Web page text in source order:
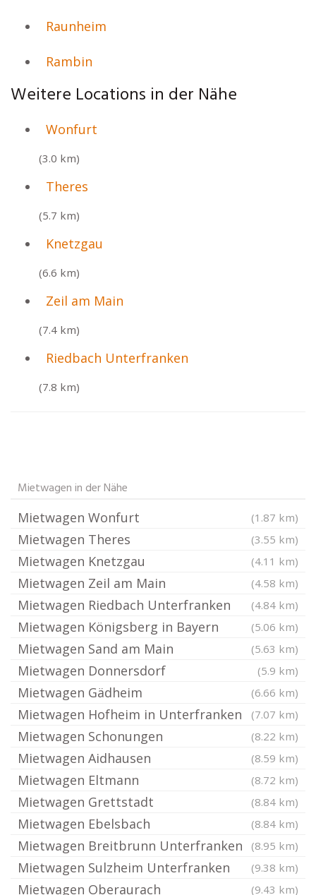
Raunheim
Rambin
Weitere Locations in der Nähe
Wonfurt
(3.0 km)
Theres
(5.7 km)
Knetzgau
(6.6 km)
Zeil am Main
(7.4 km)
Riedbach Unterfranken
(7.8 km)
Mietwagen in der Nähe
Mietwagen Wonfurt (1.87 km)
Mietwagen Theres (3.55 km)
Mietwagen Knetzgau (4.11 km)
Mietwagen Zeil am Main (4.58 km)
Mietwagen Riedbach Unterfranken (4.84 km)
Mietwagen Königsberg in Bayern (5.06 km)
Mietwagen Sand am Main (5.63 km)
Mietwagen Donnersdorf (5.9 km)
Mietwagen Gädheim (6.66 km)
Mietwagen Hofheim in Unterfranken (7.07 km)
Mietwagen Schonungen (8.22 km)
Mietwagen Aidhausen (8.59 km)
Mietwagen Eltmann (8.72 km)
Mietwagen Grettstadt (8.84 km)
Mietwagen Ebelsbach (8.84 km)
Mietwagen Breitbrunn Unterfranken (8.95 km)
Mietwagen Sulzheim Unterfranken (9.38 km)
Mietwagen Oberaurach (9.43 km)